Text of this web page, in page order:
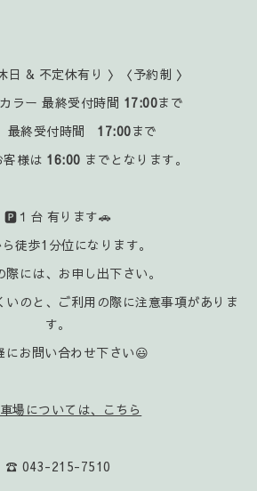
日 & 不定休有り 〉〈予約制 〉
ラー 最終受付時間 17:00まで
最終受付時間 17:00まで
様は 16:00 までとなります。
🅿️１台 有ります🚗
徒歩1分位になります。
際には、お申し出下さい。
のと、ご利用の際に注意事項がありま
す。
にお問い合わせ下さい😃
場については、こちら
☎️ 043-215-7510